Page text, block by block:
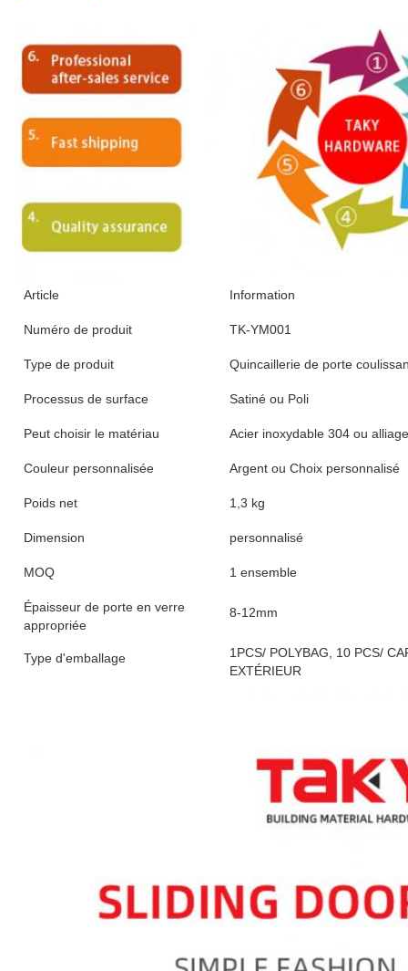
Article Information
Numéro de produit TK-YM001
Type de produit Quincaillerie de porte
Processus de surface Satiné ou Poli
Peut choisir le matériau Acier inoxydable 304 ou
Couleur personnalisée Argent ou Choix personnalisé
Poids net 1,3 kg
Dimension personnalisé
MOQ 1 ensemble
Épaisseur de porte en verre
appropriée
8-12mm
Type d'emballage
1PCS/ POLYBAG, 10 PCS/
EXTÉRIEUR